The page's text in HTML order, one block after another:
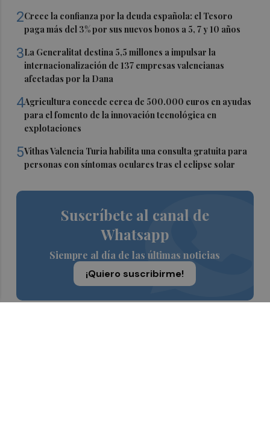
2Crece la confianza por la deuda española: el Tesoro
paga más del 3% por sus nuevos bonos a 5, 7 y 10 años
3La Generalitat destina 5,5 millones a impulsar la
internacionalización de 137 empresas valencianas
afectadas por la Dana
4Agricultura concede cerca de 500.000 euros en ayudas
para el fomento de la innovación tecnológica en
explotaciones
5Vithas Valencia Turia habilita una consulta gratuita para
personas con síntomas oculares tras el eclipse solar
Suscríbete al canal de
Whatsapp
Siempre al día de las últimas noticias
¡Quiero suscribirme!